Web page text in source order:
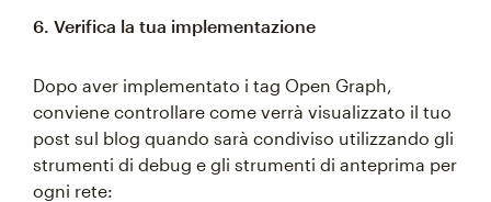
6. Verifica la tua implementazione
Dopo aver implementato i tag Open Graph,
conviene controllare come verrà visualizzato il tuo
post sul blog quando sarà condiviso utilizzando gli
strumenti di debug e gli strumenti di anteprima per
ogni rete: